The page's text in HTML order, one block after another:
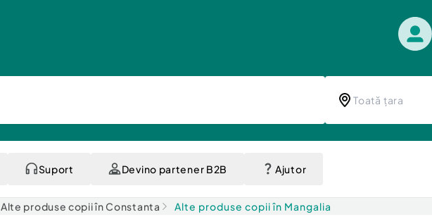
Suport Devino partener B2B Ajutor
Alte produse copii în Constanta Alte produse copii în Mangalia